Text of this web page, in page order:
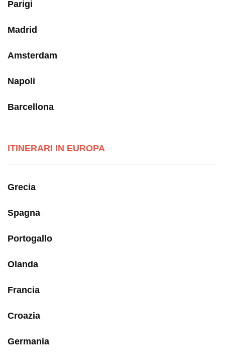
Parigi
Madrid
Amsterdam
Napoli
Barcellona
ITINERARI IN EUROPA
Grecia
Spagna
Portogallo
Olanda
Francia
Croazia
Germania